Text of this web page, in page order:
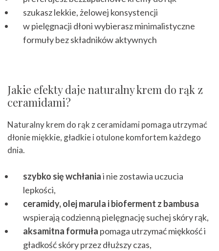
szukasz lekkie, żelowej konsystencji
w pielęgnacji dłoni wybierasz minimalistyczne
formuły bez składników aktywnych
Jakie efekty daje naturalny krem do rąk z
ceramidami?
Naturalny krem do rąk z ceramidami pomaga utrzymać
dłonie miękkie, gładkie i otulone komfortem każdego
dnia.
szybko się wchłaniai nie zostawia uczucia
lepkości,
ceramidy, olej marula i bioferment z bambusa
wspierają codzienną pielęgnację suchej skóry rąk,
aksamitna formuła pomaga utrzymać miękkość i
gładkość skóry przez dłuższy czas,